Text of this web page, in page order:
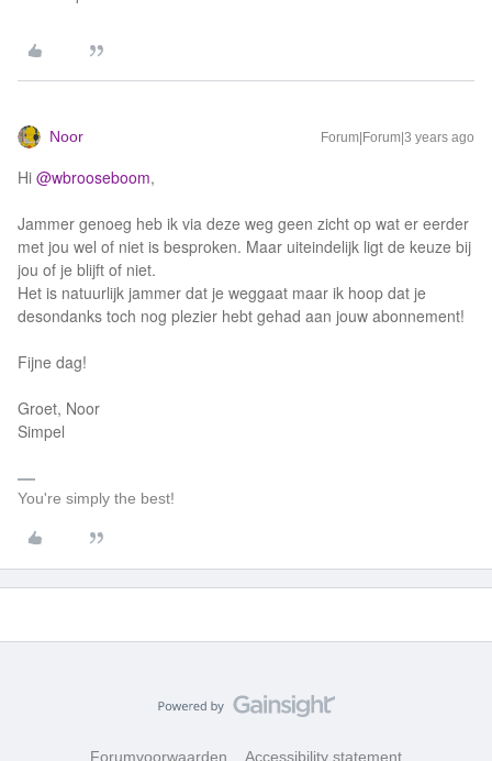
Noor Forum|Forum|3 years ago
Hi @wbrooseboom,
Jammer genoeg heb ik via deze weg geen zicht op wat er eerder
met jou wel of niet is besproken. Maar uiteindelijk ligt de keuze bij
jou of je blijft of niet.
Het is natuurlijk jammer dat je weggaat maar ik hoop dat je
desondanks toch nog plezier hebt gehad aan jouw abonnement!
Fijne dag!
Groet, Noor
Simpel
You're simply the best!
Forumvoorwaarden Accessibility statement